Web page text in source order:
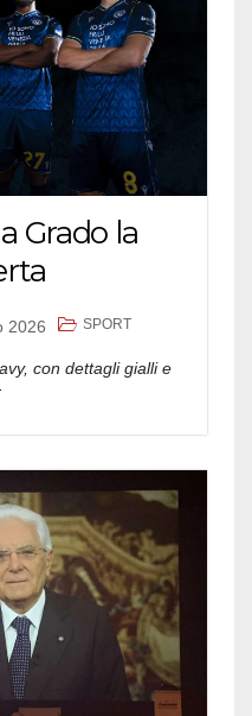
Grado la
2026 SPORT
con dettagli gialli e